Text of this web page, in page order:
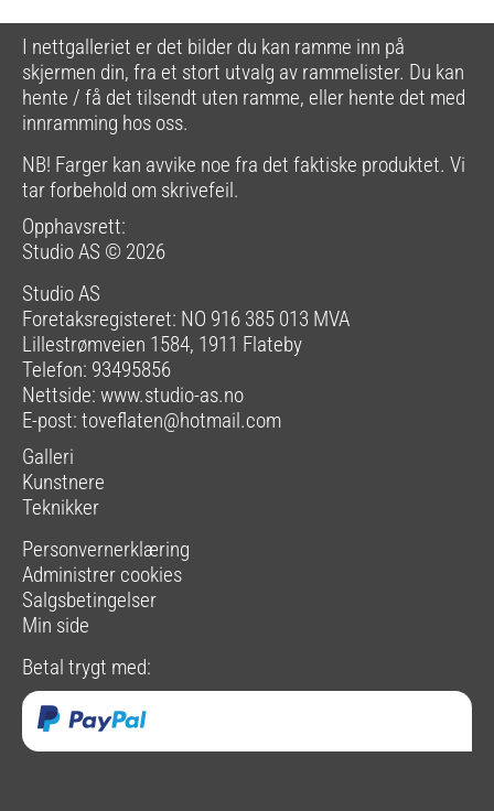
I nettgalleriet er det bilder du kan ramme inn på
skjermen din, fra et stort utvalg av rammelister. Du kan
hente / få det tilsendt uten ramme, eller hente det med
innramming hos oss.
NB! Farger kan avvike noe fra det faktiske produktet. Vi
tar forbehold om skrivefeil.
Opphavsrett:
Studio AS © 2026
Studio AS
Foretaksregisteret: NO 916 385 013 MVA
Lillestrømveien 1584, 1911 Flateby
Telefon: 93495856
Nettside: www.studio-as.no
E-post: toveflaten@hotmail.com
Galleri
Kunstnere
Teknikker
Personvernerklæring
Administrer cookies
Salgsbetingelser
Min side
Betal trygt med: